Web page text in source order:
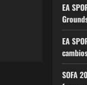
EA
EA
SOFA